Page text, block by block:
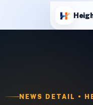
Height Media
NEWS DETAIL •